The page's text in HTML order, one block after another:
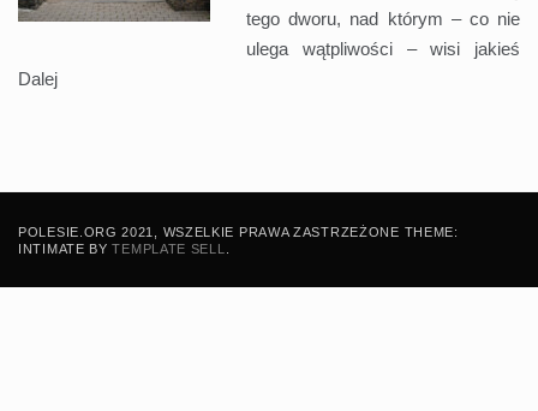
tego dworu, nad którym – co nie
ulega wątpliwości – wisi jakieś
Dalej
POLESIE.ORG 2021, WSZELKIE PRAWA ZASTRZEŻONE THEME:
INTIMATE BYTEMPLATE SELL